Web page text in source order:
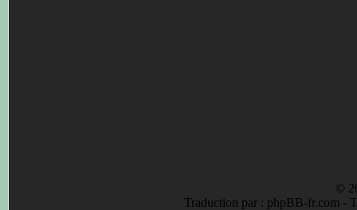
©
Traduction par : phpBB-fr.com -